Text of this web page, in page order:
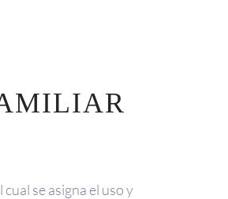
se asigna el uso y